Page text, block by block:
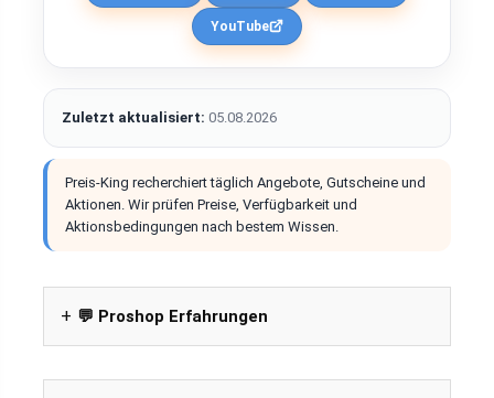
YouTube
Zuletzt aktualisiert: 05.08.2026
Preis-King recherchiert täglich Angebote, Gutscheine und
Aktionen. Wir prüfen Preise, Verfügbarkeit und
Aktionsbedingungen nach bestem Wissen.
💬 Proshop Erfahrungen